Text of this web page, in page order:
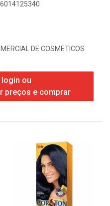
DE COSMETICOS
login ou
preços e comprar